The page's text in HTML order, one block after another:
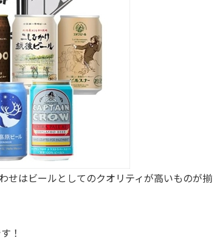
せはビールとしてのクオリティが高いものが揃
！